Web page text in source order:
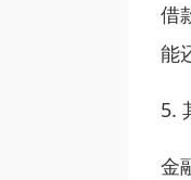
借
能
5.
金